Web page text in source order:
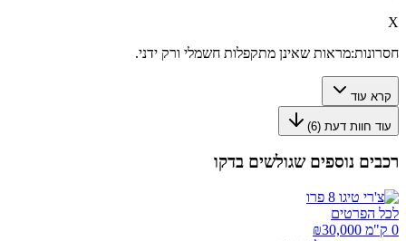
X
חסרונות:מראות שאינן מתקפלות חשמלי ורק ידני.
קרא עוד
עוד חוות דעת (6
)
רכבים נוספים שגולשים בדקו
לכל הפרטים
0 ק"מ ₪
30,000